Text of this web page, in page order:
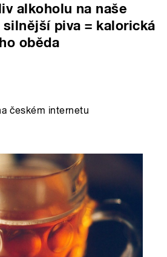
alkoholu na naše
silnější piva = kalorická
oběda
českém internetu